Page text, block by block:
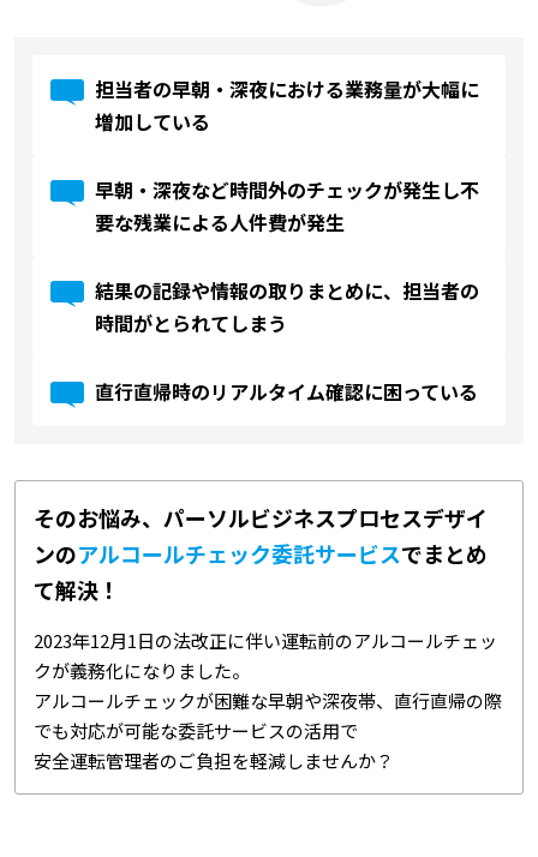
担当者の早朝・深夜における業務量が大幅に
増加している
早朝・深夜など時間外のチェックが発生し不
要な残業による人件費が発生
結果の記録や情報の取りまとめに、担当者の
時間がとられてしまう
直行直帰時のリアルタイム確認に困っている
そのお悩み、パーソルビジネスプロセスデザイ
ンのアルコールチェック委託サービスでまとめ
て解決！
2023年12月1日の法改正に伴い運転前のアルコールチェッ
クが義務化になりました。
アルコールチェックが困難な早朝や深夜帯、直行直帰の際
でも対応が可能な委託サービスの活用で
安全運転管理者のご負担を軽減しませんか？